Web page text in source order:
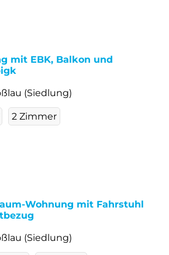
mit EBK, Balkon und
(Siedlung)
2 Zimmer
Wohnung mit Fahrstuhl
(Siedlung)